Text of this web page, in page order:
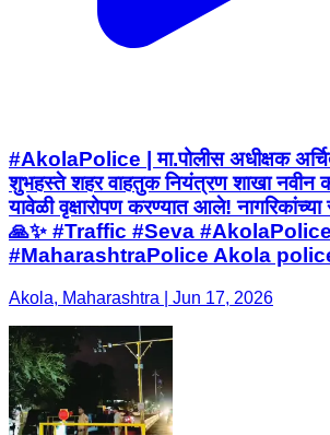
#AkolaPolice | मा.पोलीस अधीक्षक
शुभहस्ते शहर वाहतुक नियंत्रण शाखा नवीन
यावेळी वृक्षारोपण करण्यात आले!
🙏✨ #Traffic #Seva #AkolaPolice
#MaharashtraPolice Akola
Akola, Maharashtra | Jun 17, 2026